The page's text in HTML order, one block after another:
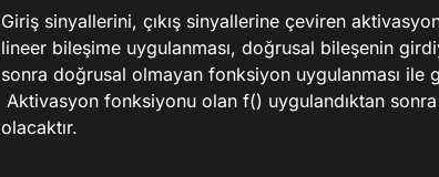
Giriş sinyallerini, çıkış sinyallerine çeviren
lineer bileşime uygulanması, doğrusal bileşenin
sonra doğrusal olmayan fonksiyon uygulanması ile
Aktivasyon fonksiyonu olan f() uygulandıktan sonra
olacaktır.